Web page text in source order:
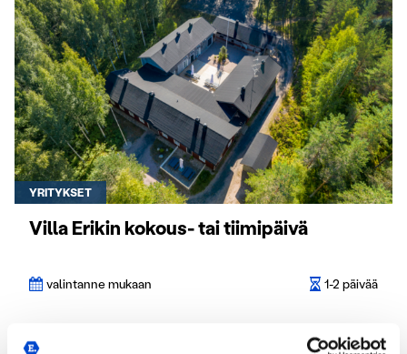
YRITYKSET
Villa Erikin kokous- tai tiimipäivä
valintanne mukaan 1-2 päivää